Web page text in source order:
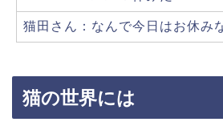
猫田さん：なんで今日はお休み
猫の世界には